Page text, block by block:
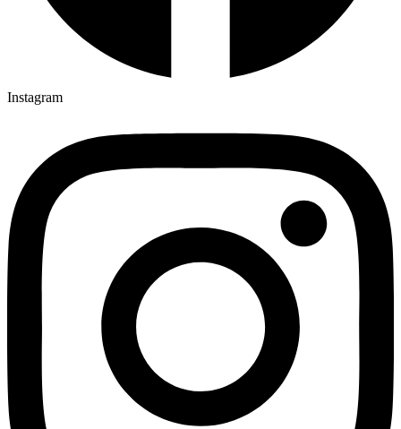
Instagram